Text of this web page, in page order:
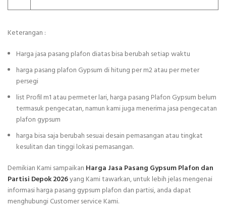
Keterangan :
Harga jasa pasang plafon diatas bisa berubah setiap waktu
harga pasang plafon Gypsum di hitung per m2 atau per meter
persegi
list Profil m1 atau permeter lari, harga pasang Plafon Gypsum belum
termasuk pengecatan, namun kami juga menerima jasa pengecatan
plafon gypsum
harga bisa saja berubah sesuai desain pemasangan atau tingkat
kesulitan dan tinggi lokasi pemasangan.
Demikian Kami sampaikan Harga Jasa Pasang Gypsum Plafon dan
Partisi Depok 2026yang Kami tawarkan, untuk lebih jelas mengenai
informasi harga pasang gypsum plafon dan partisi, anda dapat
menghubungi Customer service Kami.